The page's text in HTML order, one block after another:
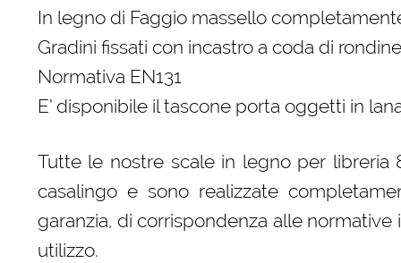
In legno di Faggio massello
Gradini fissati con incastro a coda di
Normativa EN131
E’ disponibile il tascone porta oggetti in
Tutte le nostre scale in legno per libreria
casalingo e sono realizzate
garanzia, di corrispondenza alle
utilizzo.